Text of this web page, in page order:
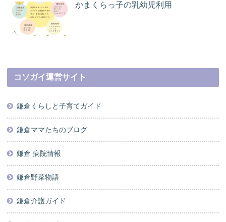
かまくらっ子の乳幼児利用
コソガイ運営サイト
鎌倉くらしと子育てガイド
鎌倉ママたちのブログ
鎌倉 病院情報
鎌倉野菜物語
鎌倉介護ガイド